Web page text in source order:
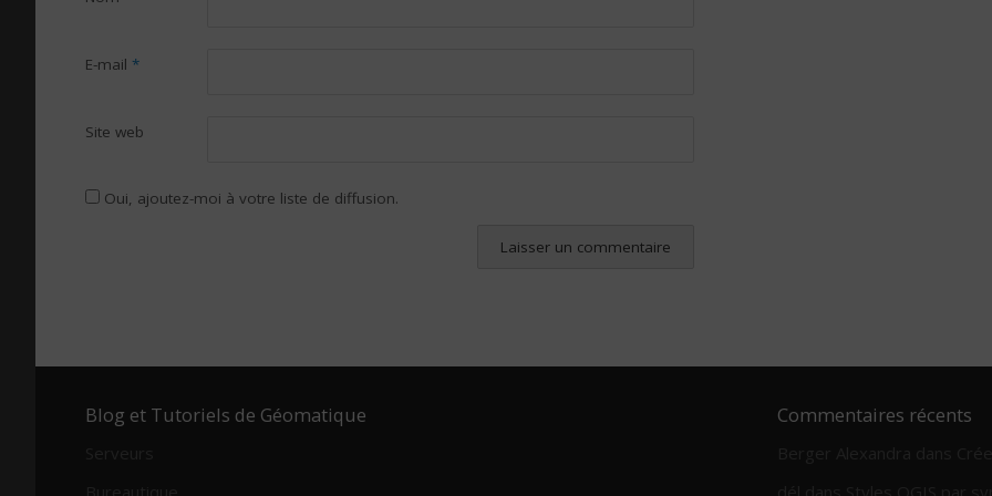
E-mail *
Site web
Oui, ajoutez-moi à votre liste de diffusion.
Blog et Tutoriels de Géomatique Commentaires récents